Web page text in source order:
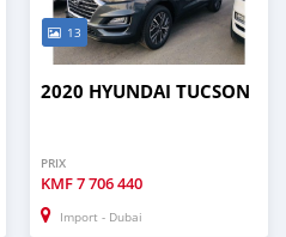
13
2020 HYUNDAI TUCSON
PRIX
KMF7 706 440
Import - Dubai